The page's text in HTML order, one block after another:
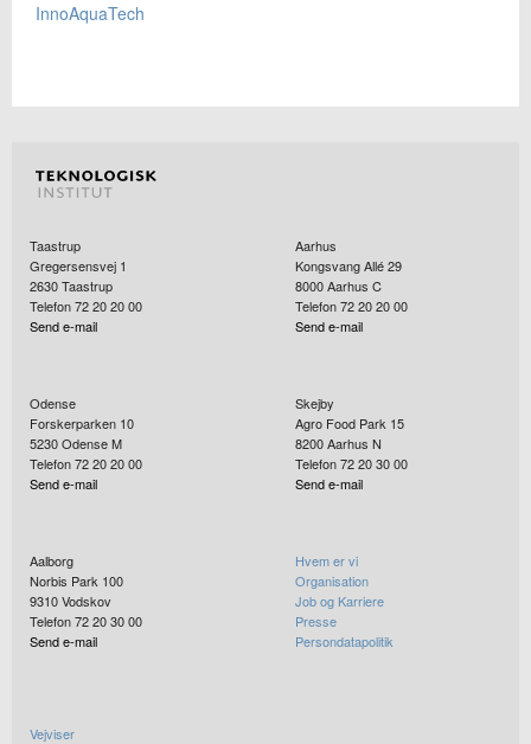
InnoAquaTech
Taastrup
Gregersensvej 1
2630Taastrup
Telefon 72 20 20 00
Send e-mail
Aarhus
Kongsvang Allé 29
8000Aarhus C
Telefon 72 20 20 00
Send e-mail
Odense
Forskerparken 10
5230Odense M
Telefon 72 20 20 00
Send e-mail
Skejby
Agro Food Park 15
8200Aarhus N
Telefon 72 20 30 00
Send e-mail
Aalborg
Norbis Park 100
9310Vodskov
Telefon 72 20 30 00
Send e-mail
Hvem er vi
Organisation
Job og Karriere
Presse
Persondatapolitik
Vejviser